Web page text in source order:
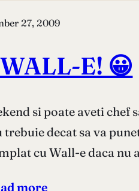
27, 2009
E! 😀
si poate aveti chef
decat sa va
cu Wall-e daca nu
more